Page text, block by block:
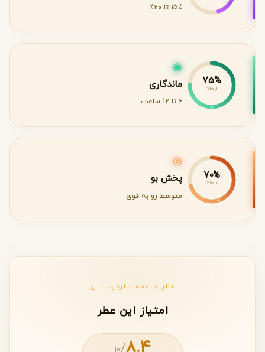
15٪ تا 20٪
75%
از 100%
◉
ماندگاری
6 تا 12 ساعت
70%
از 100%
◎
پخش بو
متوسط رو به قوی
نظر جامعه عطردوستان
امتیاز این عطر
۱۰